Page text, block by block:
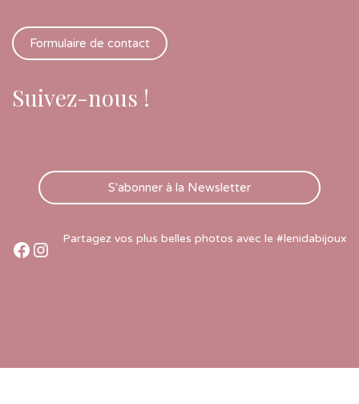
Formulaire de contact
Suivez-nous !
S'abonner à la Newsletter
Partagez vos plus belles photos avec le #lenidabijoux